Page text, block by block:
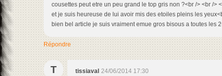
cousettes peut etre un peu grand le top gris non ?<br /> <br />
et je suis heureuse de lui avoir mis des etoiles pleins les
bien bel article je suis vraiment emue gros bisous a toutes les
Répondre
T tissiaval 24/06/2014 17:30